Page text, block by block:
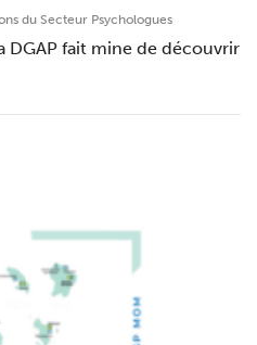
du Secteur Psychologues
DGAP fait mine de découvrir